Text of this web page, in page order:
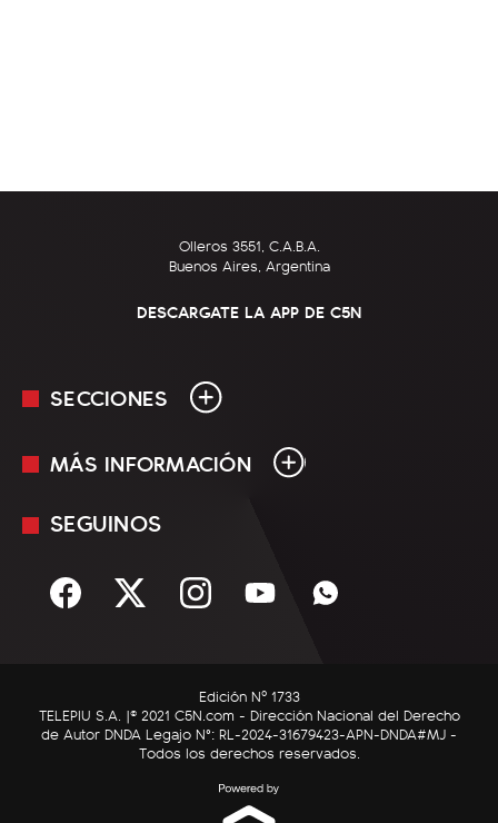
Olleros 3551, C.A.B.A.
Buenos Aires, Argentina
DESCARGATE LA APP DE C5N
SECCIONES
En Vivo
Sociedad
C5N Autos
RatingCero
MÁS INFORMACIÓN
Mediakit
Términos y condiciones
SEGUINOS
Edición Nº 1733
TELEPIU S.A. |© 2021 C5N.com - Dirección Nacional del Derecho
de Autor DNDA Legajo N°: RL-2024-31679423-APN-DNDA#MJ -
Todos los derechos reservados.